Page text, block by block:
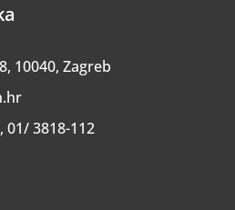
10040, Zagreb
01/ 3818-112